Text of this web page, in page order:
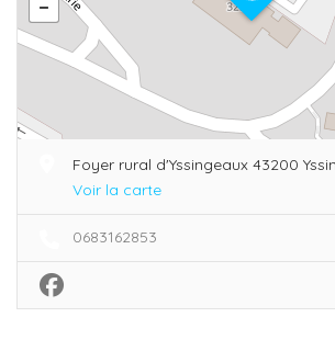
Foyer rural d'Yssingeaux 43200
Voir la carte
0683162853